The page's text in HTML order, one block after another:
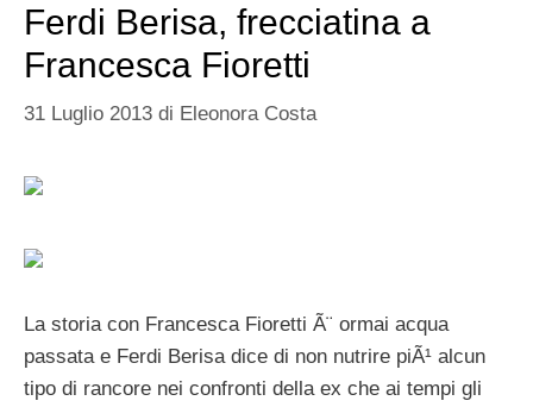
Ferdi Berisa, frecciatina a
Francesca Fioretti
31 Luglio 2013 di Eleonora Costa
La storia con Francesca Fioretti Ã¨ ormai acqua
passata e Ferdi Berisa dice di non nutrire piÃ¹ alcun
tipo di rancore nei confronti della ex che ai tempi gli